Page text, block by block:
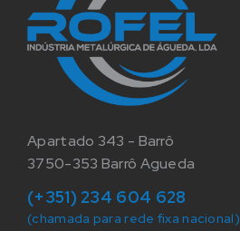
Apartado 343 - Barrô
3750-353 Barrô Agueda
(+351) 234 604 628
(chamada para rede fixa nacional)